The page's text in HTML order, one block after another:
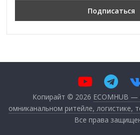
Копирайт © 2026 ECOMHUB —
омниканальном ритейле, логистике,
Все права